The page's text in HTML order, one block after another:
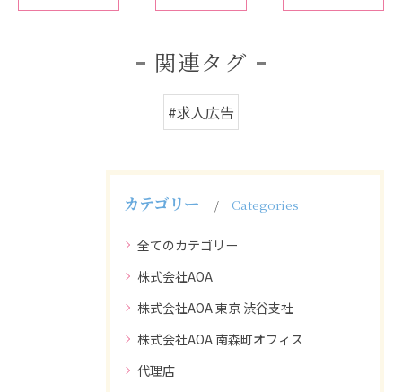
関連タグ
#求人広告
カテゴリー Categories
全てのカテゴリー
株式会社AOA
株式会社AOA 東京 渋谷支社
株式会社AOA 南森町オフィス
代理店